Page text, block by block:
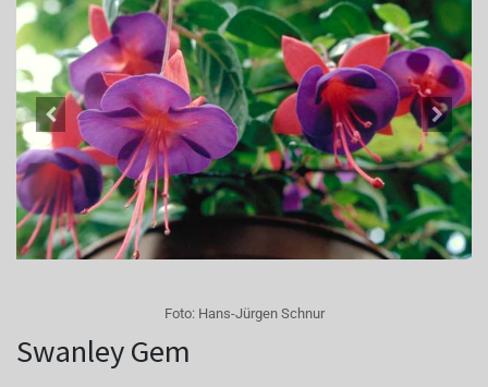
Foto: Hans-Jürgen Schnur
Swanley Gem